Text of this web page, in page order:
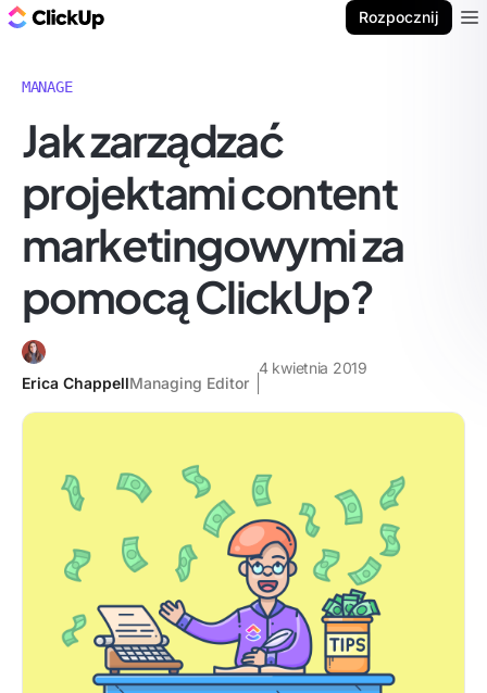
Rozpocznij
MANAGE
Jak zarządzać
projektami content
marketingowymi za
pomocą ClickUp?
Erica ChappellManaging Editor
4 kwietnia 2019